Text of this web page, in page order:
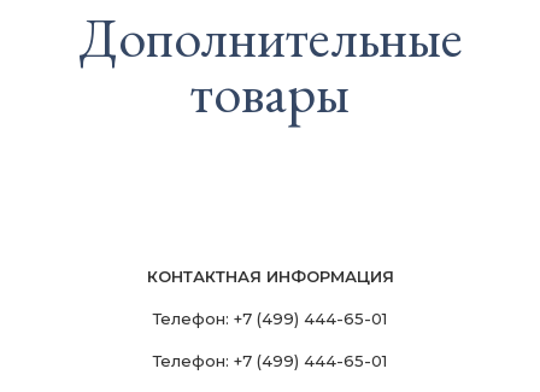
Дополнительные
товары
КОНТАКТНАЯ ИНФОРМАЦИЯ
Телефон: +7 (499) 444-65-01
Телефон: +7 (499) 444-65-01